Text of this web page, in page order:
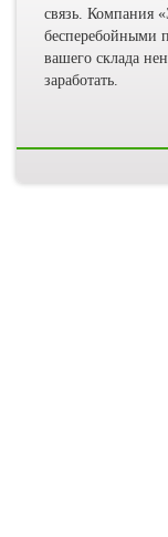
связь. Компания
бесперебойными
вашего склада
заработать.